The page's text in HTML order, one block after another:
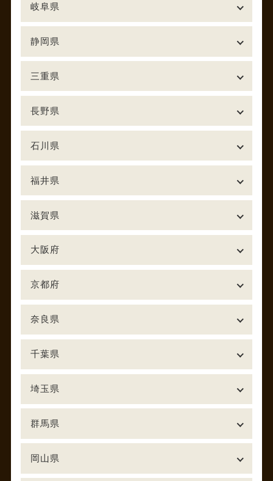
岐阜県
静岡県
三重県
長野県
石川県
福井県
滋賀県
大阪府
京都府
奈良県
千葉県
埼玉県
群馬県
岡山県